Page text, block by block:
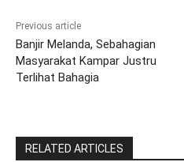
Previous article
Banjir Melanda, Sebahagian
Masyarakat Kampar Justru
Terlihat Bahagia
RELATED ARTICLES